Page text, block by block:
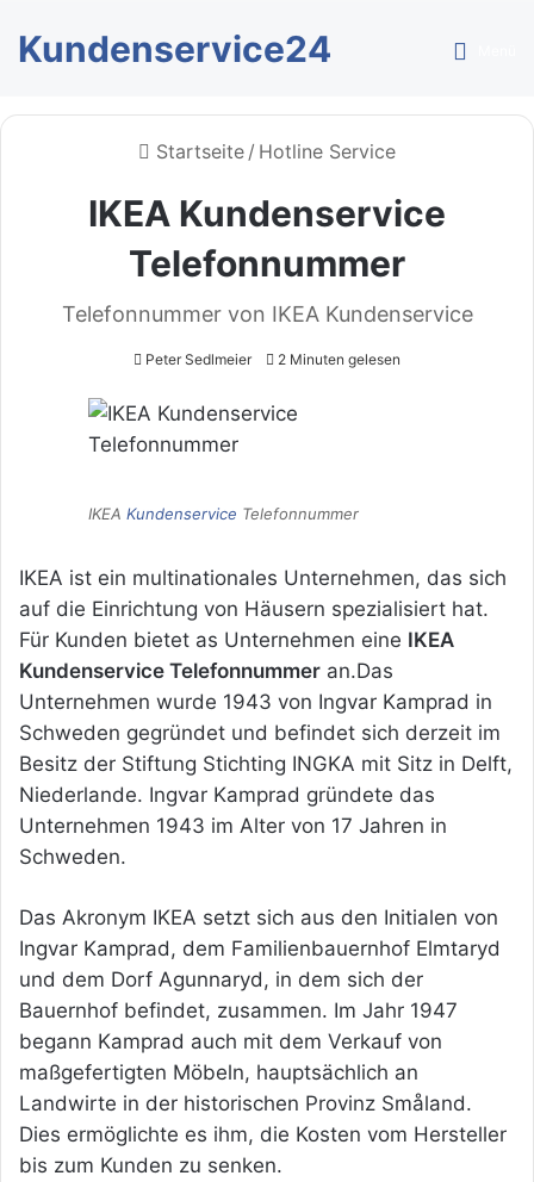
Kundenservice24
Startseite / Hotline Service
IKEA Kundenservice
Telefonnummer
Telefonnummer von IKEA Kundenservice
Peter Sedlmeier 2 Minuten gelesen
IKEA Kundenservice Telefonnummer
IKEA ist ein multinationales Unternehmen, das sich
auf die Einrichtung von Häusern spezialisiert hat.
Für Kunden bietet as Unternehmen eine IKEA
Kundenservice Telefonnummer an.Das
Unternehmen wurde 1943 von Ingvar Kamprad in
Schweden gegründet und befindet sich derzeit im
Besitz der Stiftung Stichting INGKA mit Sitz in Delft,
Niederlande. Ingvar Kamprad gründete das
Unternehmen 1943 im Alter von 17 Jahren in
Schweden.
Das Akronym IKEA setzt sich aus den Initialen von
Ingvar Kamprad, dem Familienbauernhof Elmtaryd
und dem Dorf Agunnaryd, in dem sich der
Bauernhof befindet, zusammen. Im Jahr 1947
begann Kamprad auch mit dem Verkauf von
maßgefertigten Möbeln, hauptsächlich an
Landwirte in der historischen Provinz Småland.
Dies ermöglichte es ihm, die Kosten vom Hersteller
bis zum Kunden zu senken.